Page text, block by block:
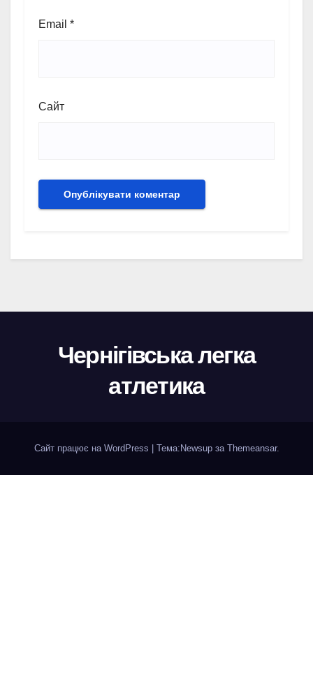
Email *
Сайт
Чернігівська легка
атлетика
Сайт працює на WordPress | Тема:Newsupза Themeansar.